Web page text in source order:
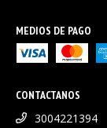
MEDIOS DE PAGO
CONTACTANOS
3004221394